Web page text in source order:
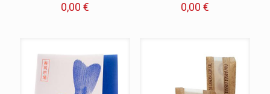
0,00€ 0,00 €